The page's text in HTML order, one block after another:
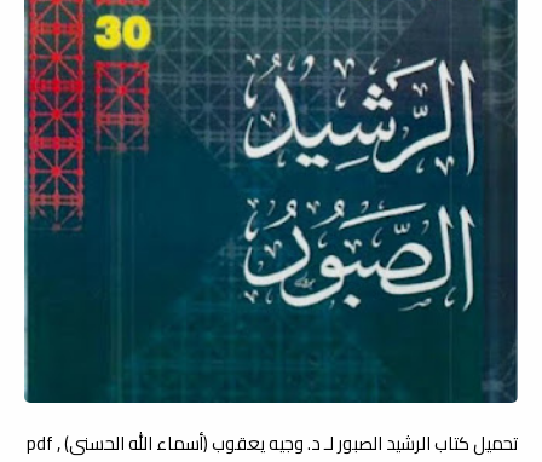
تحميل كتاب الرشيد الصبور لـ د. وجيه يعقوب (أسماء الله الحسنى) , pdf